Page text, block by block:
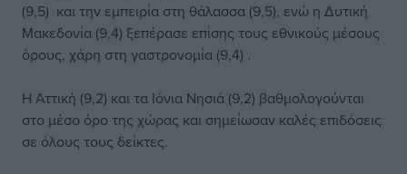
(9,5) και την εμπειρία στη θάλασσα (9,5), ενώ η Δυτική
Μακεδονία (9,4) ξεπέρασε επίσης τους εθνικούς μέσους
όρους, χάρη στη γαστρονομία (9,4) .
Η Αττική (9,2) και τα Ιόνια Νησιά (9,2) βαθμολογούνται
στο μέσο όρο της χώρας και σημείωσαν καλές επιδόσεις
σε όλους τους δείκτες.